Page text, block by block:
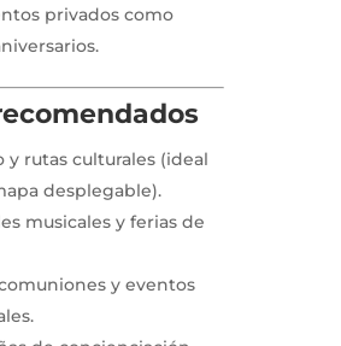
privados como
y rutas culturales (ideal
desplegable).
musicales y ferias de
y eventos